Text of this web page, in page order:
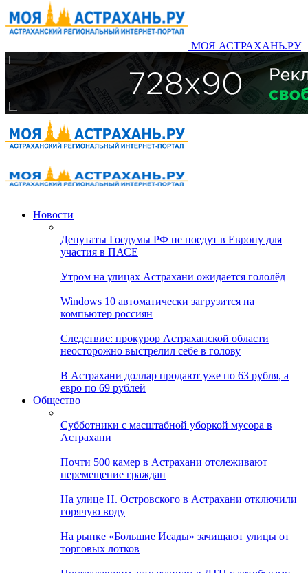
МОЯ АСТРАХАНЬ.РУ
Новости
Депутаты Госдумы РФ не поедут в Европу для
участия в ПАСЕ
Утром на улицах Астрахани ожидается гололёд
Windows 10 автоматически загрузится на
компьютер россиян
Следствие: прокурор Астраханской области
неосторожно выстрелил себе в голову
В Астрахани доллар продают уже по 63 рубля, а
евро по 69 рублей
Общество
Субботники с масштабной уборкой мусора в
Астрахани
Почти 500 камер в Астрахани отслеживают
перемещение граждан
На улице Н. Островского в Астрахани отключили
горячую воду
На рынке «Большие Исады» зачищают улицы от
торговых лотков